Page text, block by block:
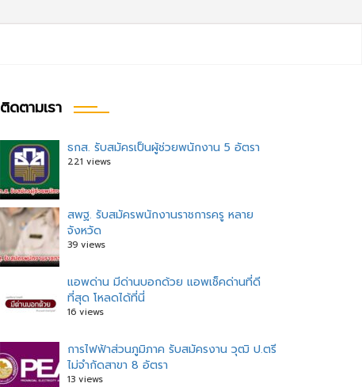
ติดตามเรา
ธกส. รับสมัครเป็นผู้ช่วยพนักงาน 5 อัตรา
221 views
สพฐ. รับสมัครพนักงานราชการครู หลาย
จังหวัด
39 views
แอพด่าน มีด่านบอกด้วย แอพเช็คด่านที่ดี
ที่สุด โหลดได้ที่นี่
16 views
การไฟฟ้าส่วนภูมิภาค รับสมัครงาน วุฒิ ป.ตรี
ไม่จำกัดสาขา 8 อัตรา
13 views